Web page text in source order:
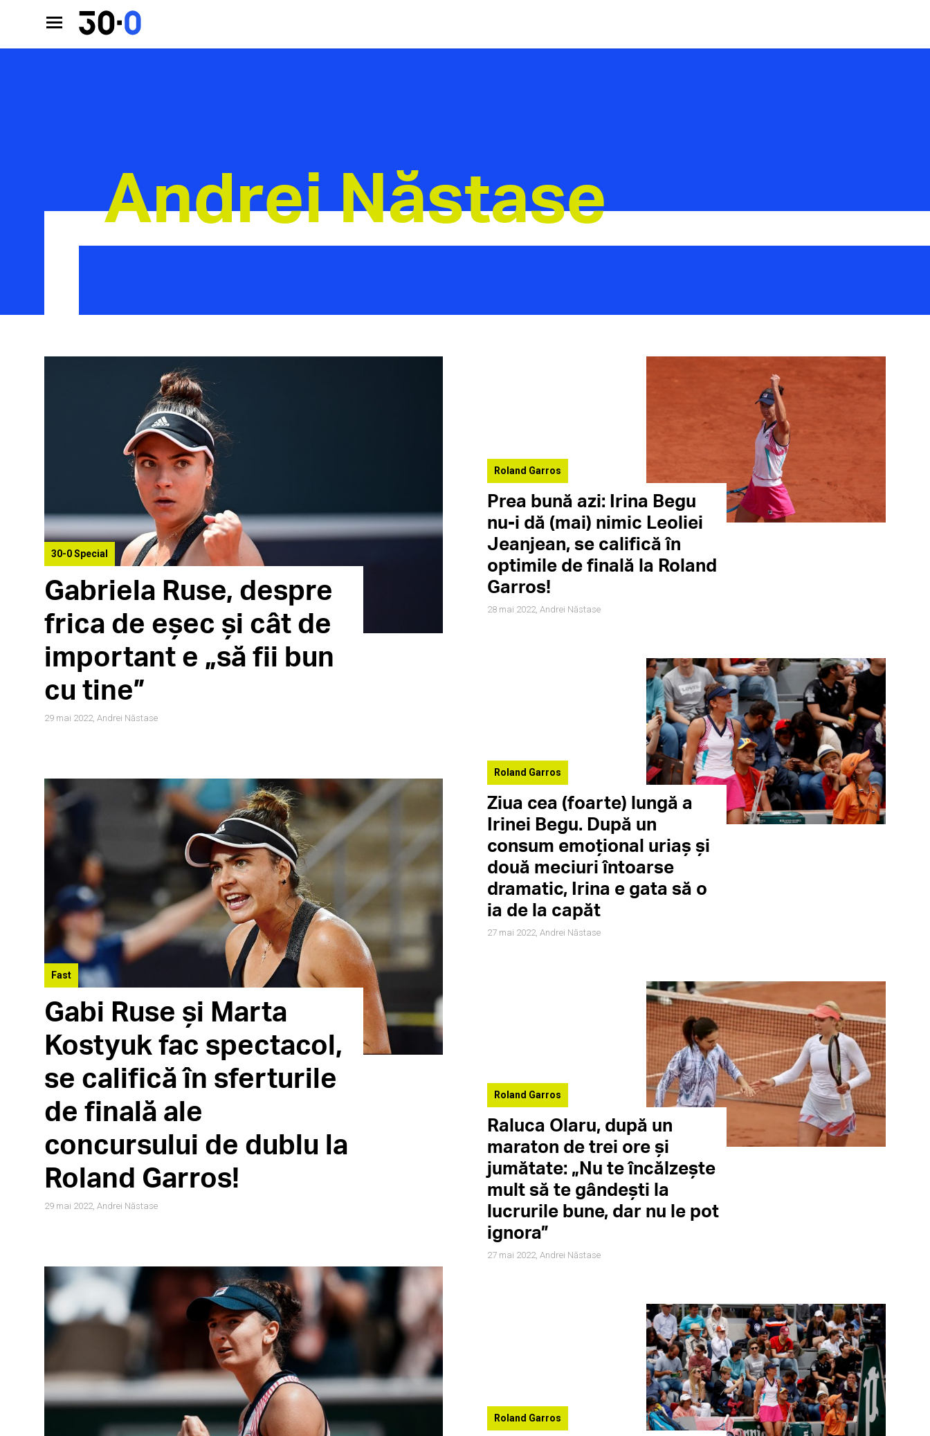
Andrei Năstase
30-0 Special
Gabriela Ruse, despre
frica de eșec și cât de
important e „să fii bun
cu tine”
29 mai 2022, Andrei Năstase
Fast
Gabi Ruse și Marta
Kostyuk fac spectacol,
se califică în sferturile
de finală ale
concursului de dublu la
Roland Garros!
29 mai 2022, Andrei Năstase
Roland Garros
Prea bună azi: Irina Begu
nu-i dă (mai) nimic Leoliei
Jeanjean, se califică în
optimile de finală la Roland
Garros!
28 mai 2022, Andrei Năstase
Roland Garros
Ziua cea (foarte) lungă a
Irinei Begu. După un
consum emoțional uriaș și
două meciuri întoarse
dramatic, Irina e gata să o
ia de la capăt
27 mai 2022, Andrei Năstase
Roland Garros
Raluca Olaru, după un
maraton de trei ore și
jumătate: „Nu te încălzește
mult să te gândești la
lucrurile bune, dar nu le pot
ignora”
27 mai 2022, Andrei Năstase
Roland Garros